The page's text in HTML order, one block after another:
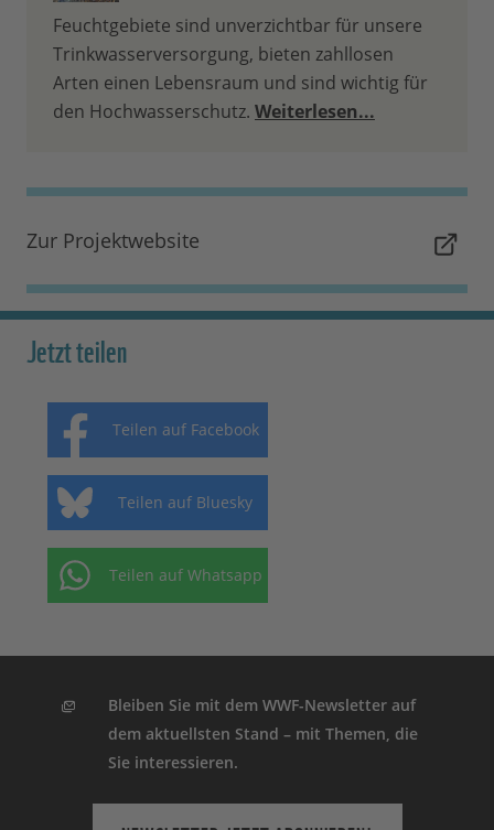
Feuchtgebiete sind unverzichtbar für unsere
Trinkwasserversorgung, bieten zahllosen
Arten einen Lebensraum und sind wichtig für
den Hochwasserschutz. Weiterlesen...
Zur Projektwebsite
Jetzt teilen
Teilen auf Facebook
Teilen auf Bluesky
Teilen auf Whatsapp
Bleiben Sie mit dem WWF-Newsletter auf
dem aktuellsten Stand – mit Themen, die
Sie interessieren.